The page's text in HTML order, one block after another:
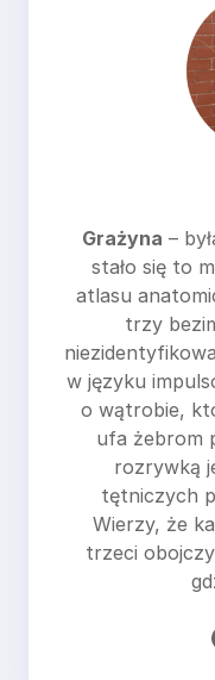
Grażyna –
stało się to
atlasu
trzy
w języku
o wątrobie,
ufa żebrom
rozrywką
tętniczych
Wierzy, że
trzeci